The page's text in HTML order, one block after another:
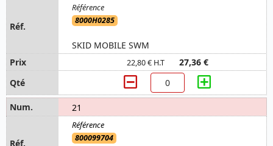
8000H0285
SKID MOBILE SWM
22,80 € H.T 27,36 €
21
800099704